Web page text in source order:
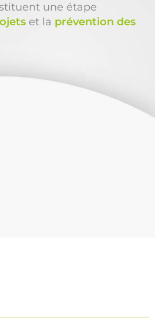
une étape
et la prévention des